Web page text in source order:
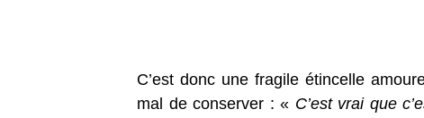
C’est donc une fragile étincelle
mal de conserver : « C’est vrai que